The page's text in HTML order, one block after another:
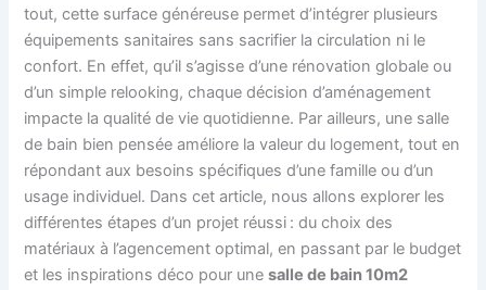
tout, cette surface généreuse permet d’intégrer plusieurs
équipements sanitaires sans sacrifier la circulation ni le
confort. En effet, qu’il s’agisse d’une rénovation globale ou
d’un simple relooking, chaque décision d’aménagement
impacte la qualité de vie quotidienne. Par ailleurs, une salle
de bain bien pensée améliore la valeur du logement, tout en
répondant aux besoins spécifiques d’une famille ou d’un
usage individuel. Dans cet article, nous allons explorer les
différentes étapes d’un projet réussi : du choix des
matériaux à l’agencement optimal, en passant par le budget
et les inspirations déco pour unesalle de bain 10m2